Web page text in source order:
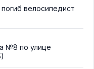
велосипедист
№8 по улице